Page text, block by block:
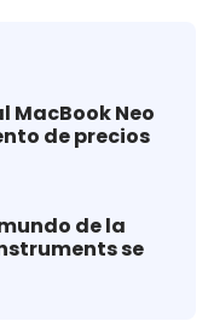
MacBook Neo
de precios
de la
se